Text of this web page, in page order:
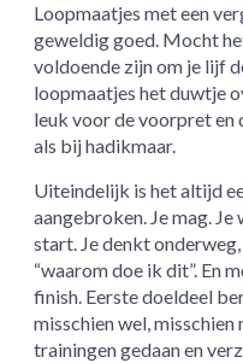
Loopmaatjes met een
geweldig goed. Mocht
voldoende zijn om je lijf
loopmaatjes het duwtje
leuk voor de voorpret en
als bij hadikmaar.
Uiteindelijk is het altijd
aangebroken. Je mag.
start. Je denkt
“waarom doe ik dit”. En
finish. Eerste doeldeel
misschien wel,
trainingen gedaan en